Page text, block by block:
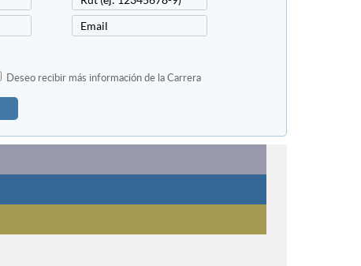
Deseo recibir más información de la Carrera